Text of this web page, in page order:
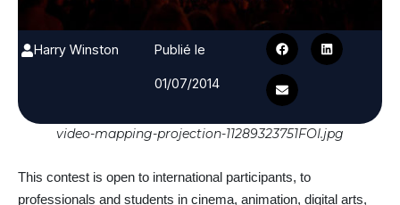
Harry Winston
Publié le
01/07/2014
video-mapping-projection-11289323751FOI.jpg
This contest is open to international participants, to
professionals and students in cinema, animation, digital arts,